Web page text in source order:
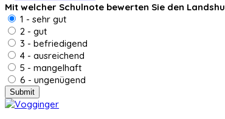
Mit welcher Schulnote bewerten Sie den
1 - sehr gut
2 - gut
3 - befriedigend
4 - ausreichend
5 - mangelhaft
6 - ungenügend